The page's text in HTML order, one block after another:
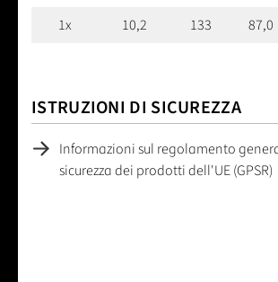
1x
10,2 133 87,0
ISTRUZIONI DI SICUREZZA
Informazioni sul regolamento
sicurezza dei prodotti dell'UE (GPSR)